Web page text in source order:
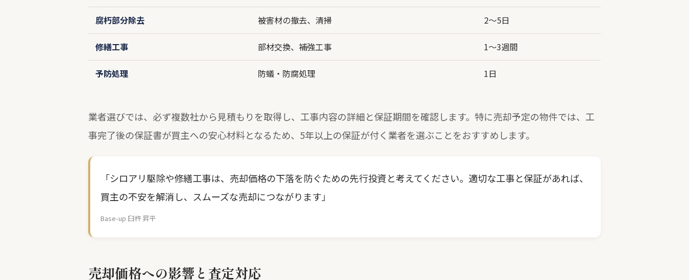
腐朽部分除去 被害材の撤去、清掃 2〜5日
修繕工事 部材交換、補強工事 1〜3週間
予防処理 防蟻・防腐処理 1日
業者選びでは、必ず複数社から見積もりを取得し、工事内容の詳細と保証期間を確認します。特に売却予定の物件では、工
事完了後の保証書が買主への安心材料となるため、5年以上の保証が付く業者を選ぶことをおすすめします。
「シロアリ駆除や修繕工事は、売却価格の下落を防ぐための先行投資と考えてください。適切な工事と保証があれば、
買主の不安を解消し、スムーズな売却につながります」
Base-up 臼杵 昇平
売却価格への影響と査定対応